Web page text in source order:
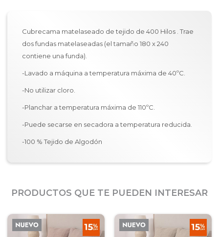
Cubrecama matelaseado de tejido de 400 Hilos . Trae
dos fundas matelaseadas (el tamaño 180 x 240
contiene una funda).
-Lavado a máquina a temperatura máxima de 40ºC.
-No utilizar cloro.
-Planchar a temperatura máxima de 110ºC.
-Puede secarse en secadora a temperatura reducida.
-100 % Tejido de Algodón
PRODUCTOS QUE TE PUEDEN INTERESAR